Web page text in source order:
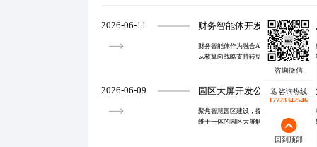
2026-06-11 财务智能体开发公司服务怎
财务智能体作为融合AI、RPA与大数据的
从核算向战略支持转型。其核心在于自主
时分析与流程优化。尽管应用仍处探索期
2026-06-09 园区大屏开发公司必备的三
聚焦智慧园区建设，提供集数据可视化、
维于一体的园区大屏解决方案，助力管理
态展示到智能中枢的转型升级。
咨询热线
17723342546
回到顶部